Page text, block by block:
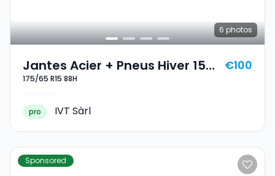
6 photos
Jantes Acier + Pneus Hiver 15
175/65 R15 88H
175/65 R15 88H
€100
pro IVT Sàrl
Sponsored